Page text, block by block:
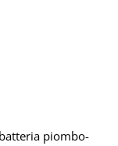
piombo-